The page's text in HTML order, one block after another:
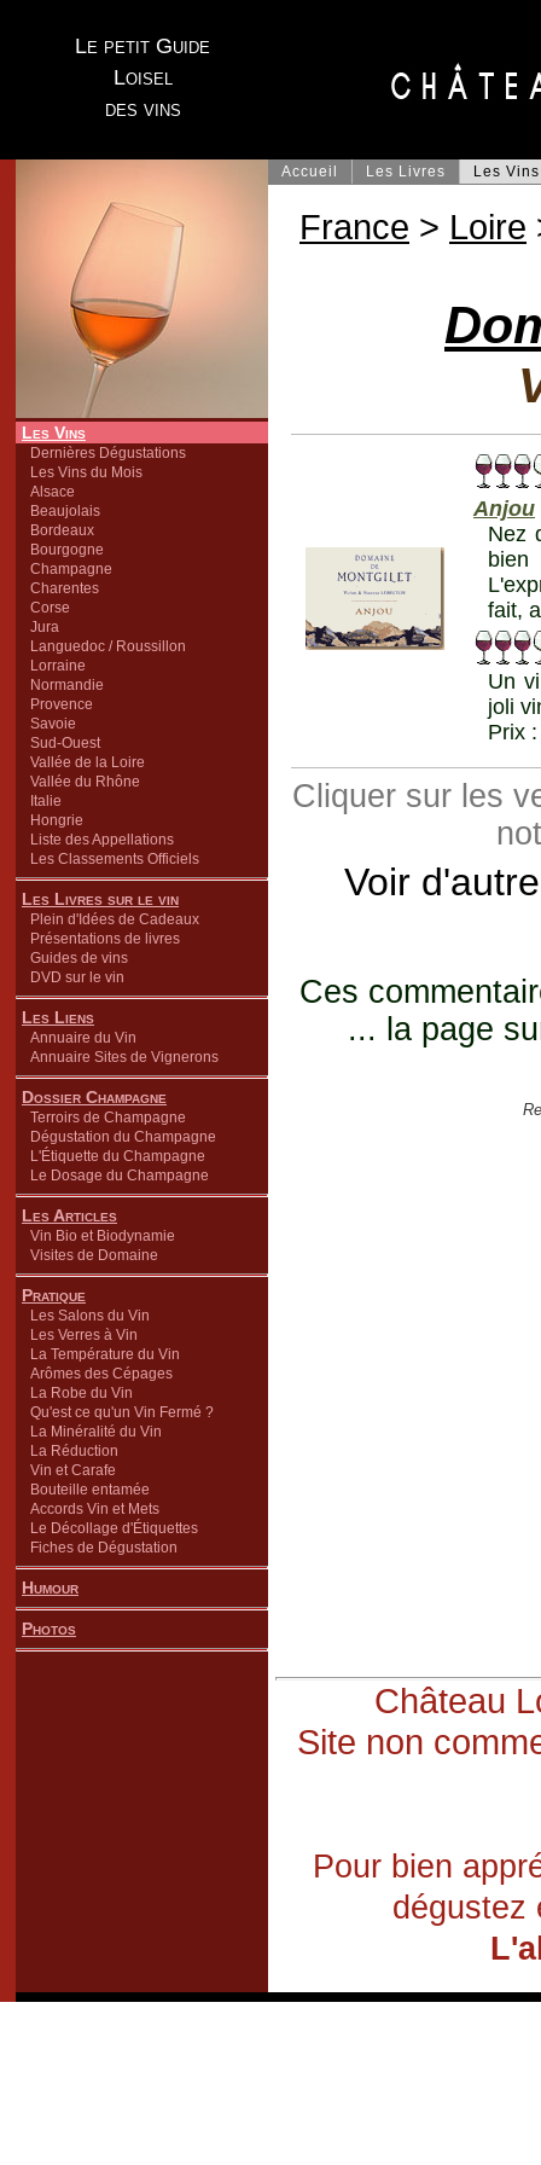
Le petit Guide
Loisel
des vins
Les Vins
Dernières Dégustations
Les Vins du Mois
Alsace
Beaujolais
Bordeaux
Bourgogne
Champagne
Charentes
Corse
Jura
Languedoc / Roussillon
Lorraine
Normandie
Provence
Savoie
Sud-Ouest
Vallée de la Loire
Vallée du Rhône
Italie
Hongrie
Liste des Appellations
Les Classements Officiels
Les Livres sur le vin
Plein d'Idées de Cadeaux
Présentations de livres
Guides de vins
DVD sur le vin
Les Liens
Annuaire du Vin
Annuaire Sites de Vignerons
Dossier Champagne
Terroirs de Champagne
Dégustation du Champagne
L'Étiquette du Champagne
Le Dosage du Champagne
Les Articles
Vin Bio et Biodynamie
Visites de Domaine
Pratique
Les Salons du Vin
Les Verres à Vin
La Température du Vin
Arômes des Cépages
La Robe du Vin
Qu'est ce qu'un Vin Fermé ?
La Minéralité du Vin
La Réduction
Vin et Carafe
Bouteille entamée
Accords Vin et Mets
Le Décollage d'Étiquettes
Fiches de Dégustation
Humour
Photos
Accueil Les Livres Les Vins
France > Loire
Anjou
Nez
bien
fait,
Un
joli
Prix :
Cliquer sur les
Voir
Ces
... la page
Château
Site non
Pour bien
dégustez